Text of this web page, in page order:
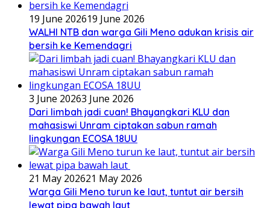
19 June 202619 June 2026
WALHI NTB dan warga Gili Meno adukan krisis air
bersih ke Kemendagri
3 June 20263 June 2026
Dari limbah jadi cuan! Bhayangkari KLU dan
mahasiswi Unram ciptakan sabun ramah
lingkungan ECOSA 18UU
21 May 202621 May 2026
Warga Gili Meno turun ke laut, tuntut air bersih
lewat pipa bawah laut